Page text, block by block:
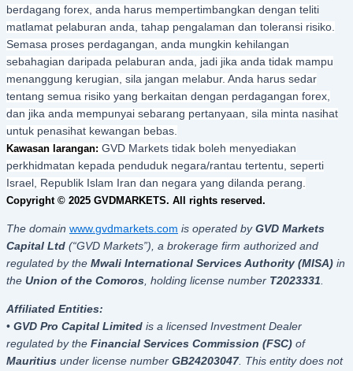
berdagang forex, anda harus mempertimbangkan dengan teliti
matlamat pelaburan anda, tahap pengalaman dan toleransi risiko.
Semasa proses perdagangan, anda mungkin kehilangan
sebahagian daripada pelaburan anda, jadi jika anda tidak mampu
menanggung kerugian, sila jangan melabur. Anda harus sedar
tentang semua risiko yang berkaitan dengan perdagangan forex,
dan jika anda mempunyai sebarang pertanyaan, sila minta nasihat
untuk penasihat kewangan bebas.
Kawasan larangan: GVD Markets tidak boleh menyediakan
perkhidmatan kepada penduduk negara/rantau tertentu, seperti
Israel, Republik Islam Iran dan negara yang dilanda perang.
Copyright © 2025 GVDMARKETS. All rights reserved.
The domain www.gvdmarkets.com is operated by GVD Markets
Capital Ltd (“GVD Markets”), a brokerage firm authorized and
regulated by the Mwali International Services Authority (MISA) in
the Union of the Comoros , holding license number T2023331
Affiliated Entities:
• GVD Pro Capital Limited is a licensed Investment Dealer
regulated by the Financial Services Commission (FSC) of
Mauritius under license number GB24203047. This entity does not